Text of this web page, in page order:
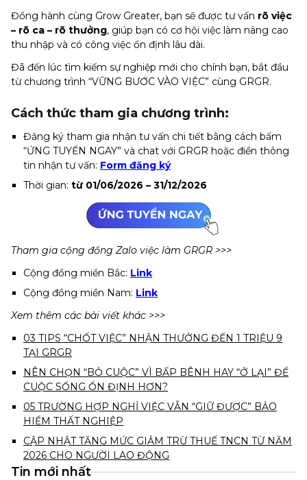
Tin mới nhất
Đồng hành cùng Grow Greater, bạn sẽ được tư vấn rõ việc
– rõ ca – rõ thưởng, giúp bạn có cơ hội việc làm nâng cao
thu nhập và có công việc ổn định lâu dài.
Đã đến lúc tìm kiếm sự nghiệp mới cho chính bạn, bắt đầu
từ chương trình “VỮNG BƯỚC VÀO VIỆC” cùng GRGR.
Cách thức tham gia chương trình:
Đăng ký tham gia nhận tư vấn chi tiết bằng cách bấm
“ỨNG TUYỂN NGAY” và chat với GRGR hoặc điền thông
tin nhận tư vấn: Form đăng ký
Thời gian: từ 01/06/2026 – 31/12/2026
Tham gia cộng đồng Zalo việc làm GRGR >>>
Cộng đồng miền Bắc: Link
Cộng đồng miền Nam: Link
Xem thêm các bài viết khác >>>
03 TIPS “CHỐT VIỆC” NHẬN THƯỞNG ĐẾN 1 TRIỆU 9
TẠI GRGR
NÊN CHỌN “BỎ CUỘC” VÌ BẤP BÊNH HAY “Ở LẠI” ĐỂ
CUỘC SỐNG ỔN ĐỊNH HƠN?
05 TRƯỜNG HỢP NGHỈ VIỆC VẪN “GIỮ ĐƯỢC” BẢO
HIỂM THẤT NGHIỆP
CẬP NHẬT TĂNG MỨC GIẢM TRỪ THUẾ TNCN TỪ NĂM
2026 CHO NGƯỜI LAO ĐỘNG